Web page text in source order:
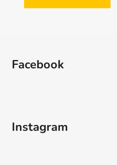
Facebook
Instagram